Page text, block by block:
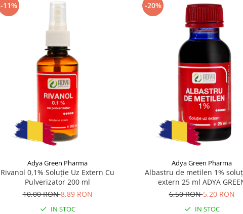
-11%
Adya Green Pharma
Rivanol 0,1% Soluție Uz Extern Cu
Pulverizator 200 ml
10,00 RON8,89 RON
IN STOC
-20%
Adya Green Pharma
Albastru de metilen 1%
extern 25 ml ADYA
6,50 RON5,20 RON
IN STOC